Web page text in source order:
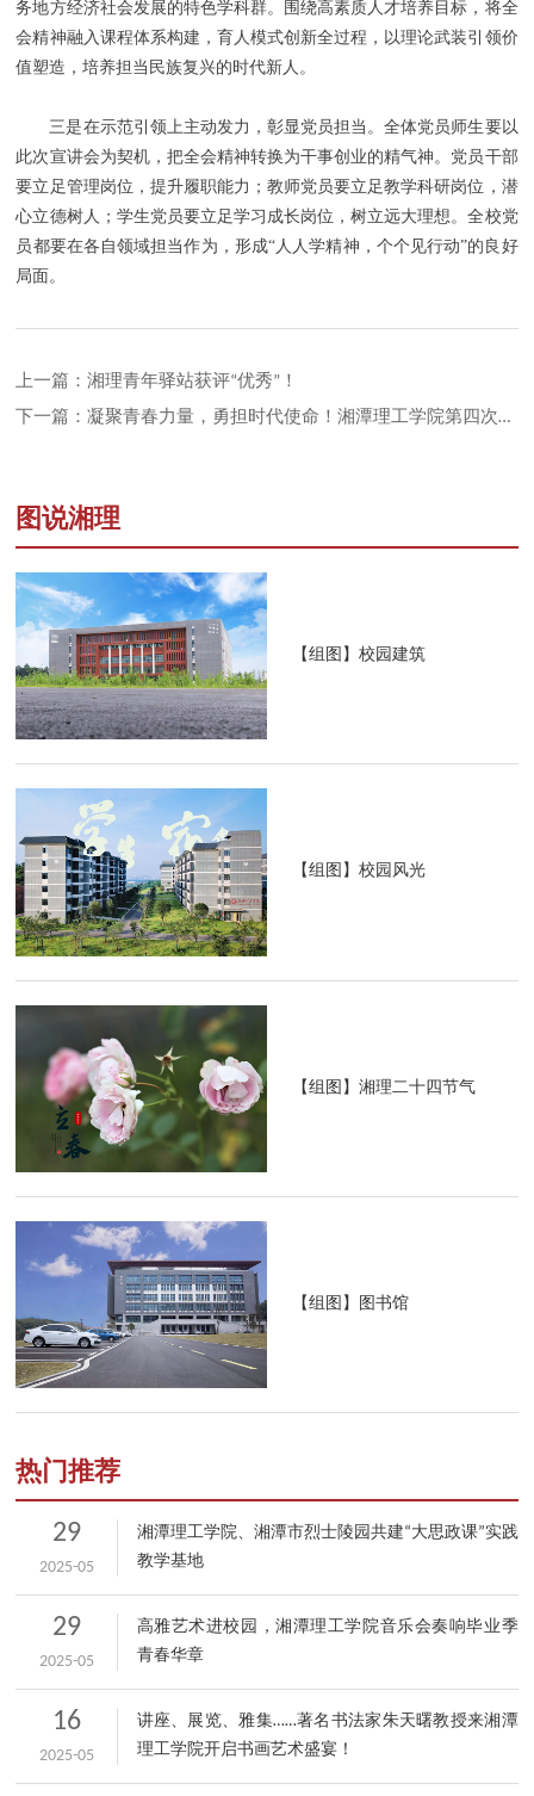
务地方经济社会发展的特色学科群。围绕高素质人才培养目标，将全
会精神融入课程体系构建，育人模式创新全过程，以理论武装引领价
值塑造，培养担当民族复兴的时代新人。
三是在示范引领上主动发力，彰显党员担当。全体党员师生要以
此次宣讲会为契机，把全会精神转换为干事创业的精气神。党员干部
要立足管理岗位，提升履职能力；教师党员要立足教学科研岗位，潜
心立德树人；学生党员要立足学习成长岗位，树立远大理想。全校党
员都要在各自领域担当作为，形成“人人学精神，个个见行动”的良好
局面。
上一篇：湘理青年驿站获评“优秀”！
下一篇：凝聚青春力量，勇担时代使命！湘潭理工学院第四次学生代表大会顺利召开！
图说湘理
【组图】校园建筑
【组图】校园风光
【组图】湘理二十四节气
【组图】图书馆
热门推荐
29
2025-05
湘潭理工学院、湘潭市烈士陵园共建“大思政课”实践
教学基地
29
2025-05
高雅艺术进校园，湘潭理工学院音乐会奏响毕业季
青春华章
16
2025-05
讲座、展览、雅集……著名书法家朱天曙教授来湘潭
理工学院开启书画艺术盛宴！